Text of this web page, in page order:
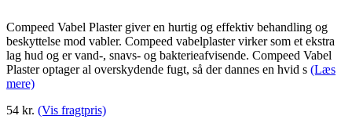
Compeed Vabel Plaster giver en hurtig og effektiv behandling og
beskyttelse mod vabler. Compeed vabelplaster virker som et ekstra
lag hud og er vand-, snavs- og bakterieafvisende. Compeed Vabel
Plaster optager al overskydende fugt, så der dannes en hvid s (Læs
mere)
54 kr. (Vis fragtpris)